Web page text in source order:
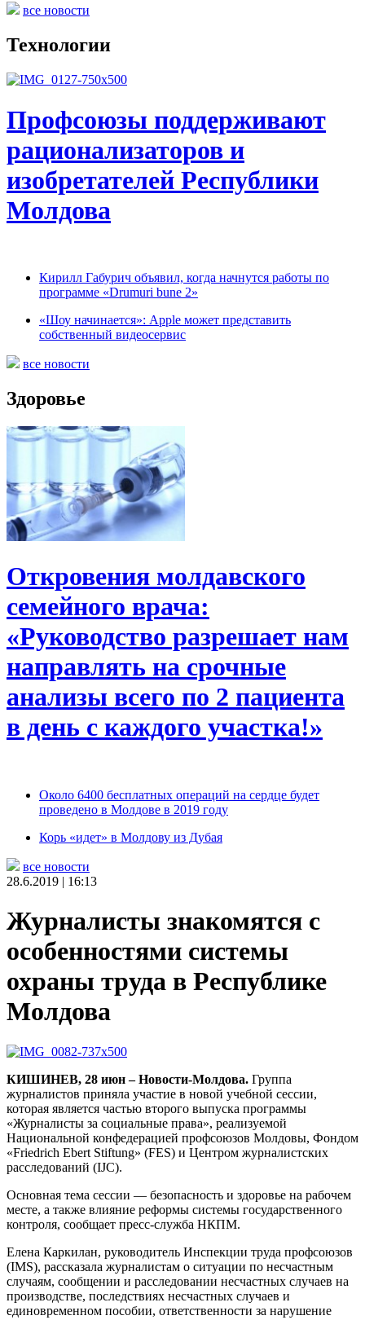
все новости
Технологии
Профсоюзы поддерживают
рационализаторов и
изобретателей Республики
Молдова
Кирилл Габурич объявил, когда начнутся работы по
программе «Drumuri bune 2»
«Шоу начинается»: Apple может представить
собственный видеосервис
все новости
Здоровье
Откровения молдавского
семейного врача:
«Руководство разрешает нам
направлять на срочные
анализы всего по 2 пациента
в день с каждого участка!»
Около 6400 бесплатных операций на сердце будет
проведено в Молдове в 2019 году
Корь «идет» в Молдову из Дубая
все новости
28.6.2019 | 16:13
Журналисты знакомятся с
особенностями системы
охраны труда в Республике
Молдова
КИШИНЕВ, 28 июн – Новости-Молдова. Группа
журналистов приняла участие в новой учебной сессии,
которая является частью второго выпуска программы
«Журналисты за социальные права», реализуемой
Национальной конфедерацией профсоюзов Молдовы, Фондом
«Friedrich Ebert Stiftung» (FES) и Центром журналистских
расследований (IJC).
Основная тема сессии — безопасность и здоровье на рабочем
месте, а также влияние реформы системы государственного
контроля, сообщает пресс-служба НКПМ.
Елена Каркилан, руководитель Инспекции труда профсоюзов
(IMS), рассказала журналистам о ситуации по несчастным
случаям, сообщении и расследовании несчастных случаев на
производстве, последствиях несчастных случаев и
единовременном пособии, ответственности за нарушение